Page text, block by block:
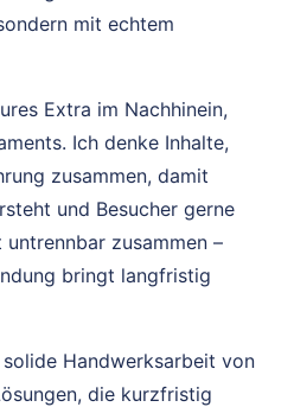
mit echtem
Extra im Nachhinein,
Ich denke Inhalte,
zusammen, damit
und Besucher gerne
zusammen –
bringt langfristig
Handwerksarbeit von
die kurzfristig